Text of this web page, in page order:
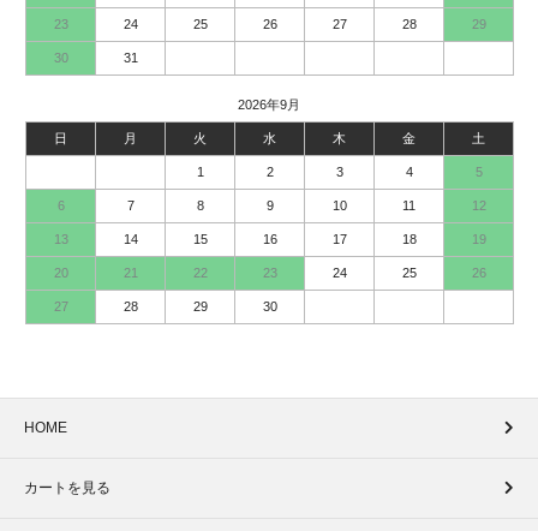
23 24 25 26 27 28 29
30 31
2026年9月
日 月 火 水 木 金 土
1 2 3 4 5
6 7 8 9 10 11 12
13 14 15 16 17 18 19
20 21 22 23 24 25 26
27 28 29 30
HOME
カートを見る